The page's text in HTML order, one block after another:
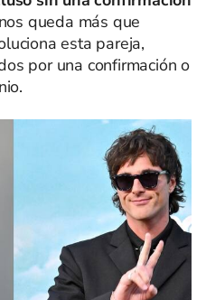
queda más que
esta pareja,
por una confirmación o